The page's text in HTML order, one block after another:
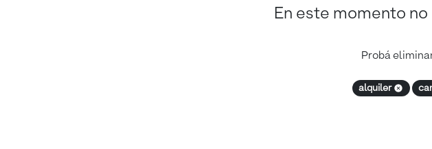
En este momento
Probá
alquiler